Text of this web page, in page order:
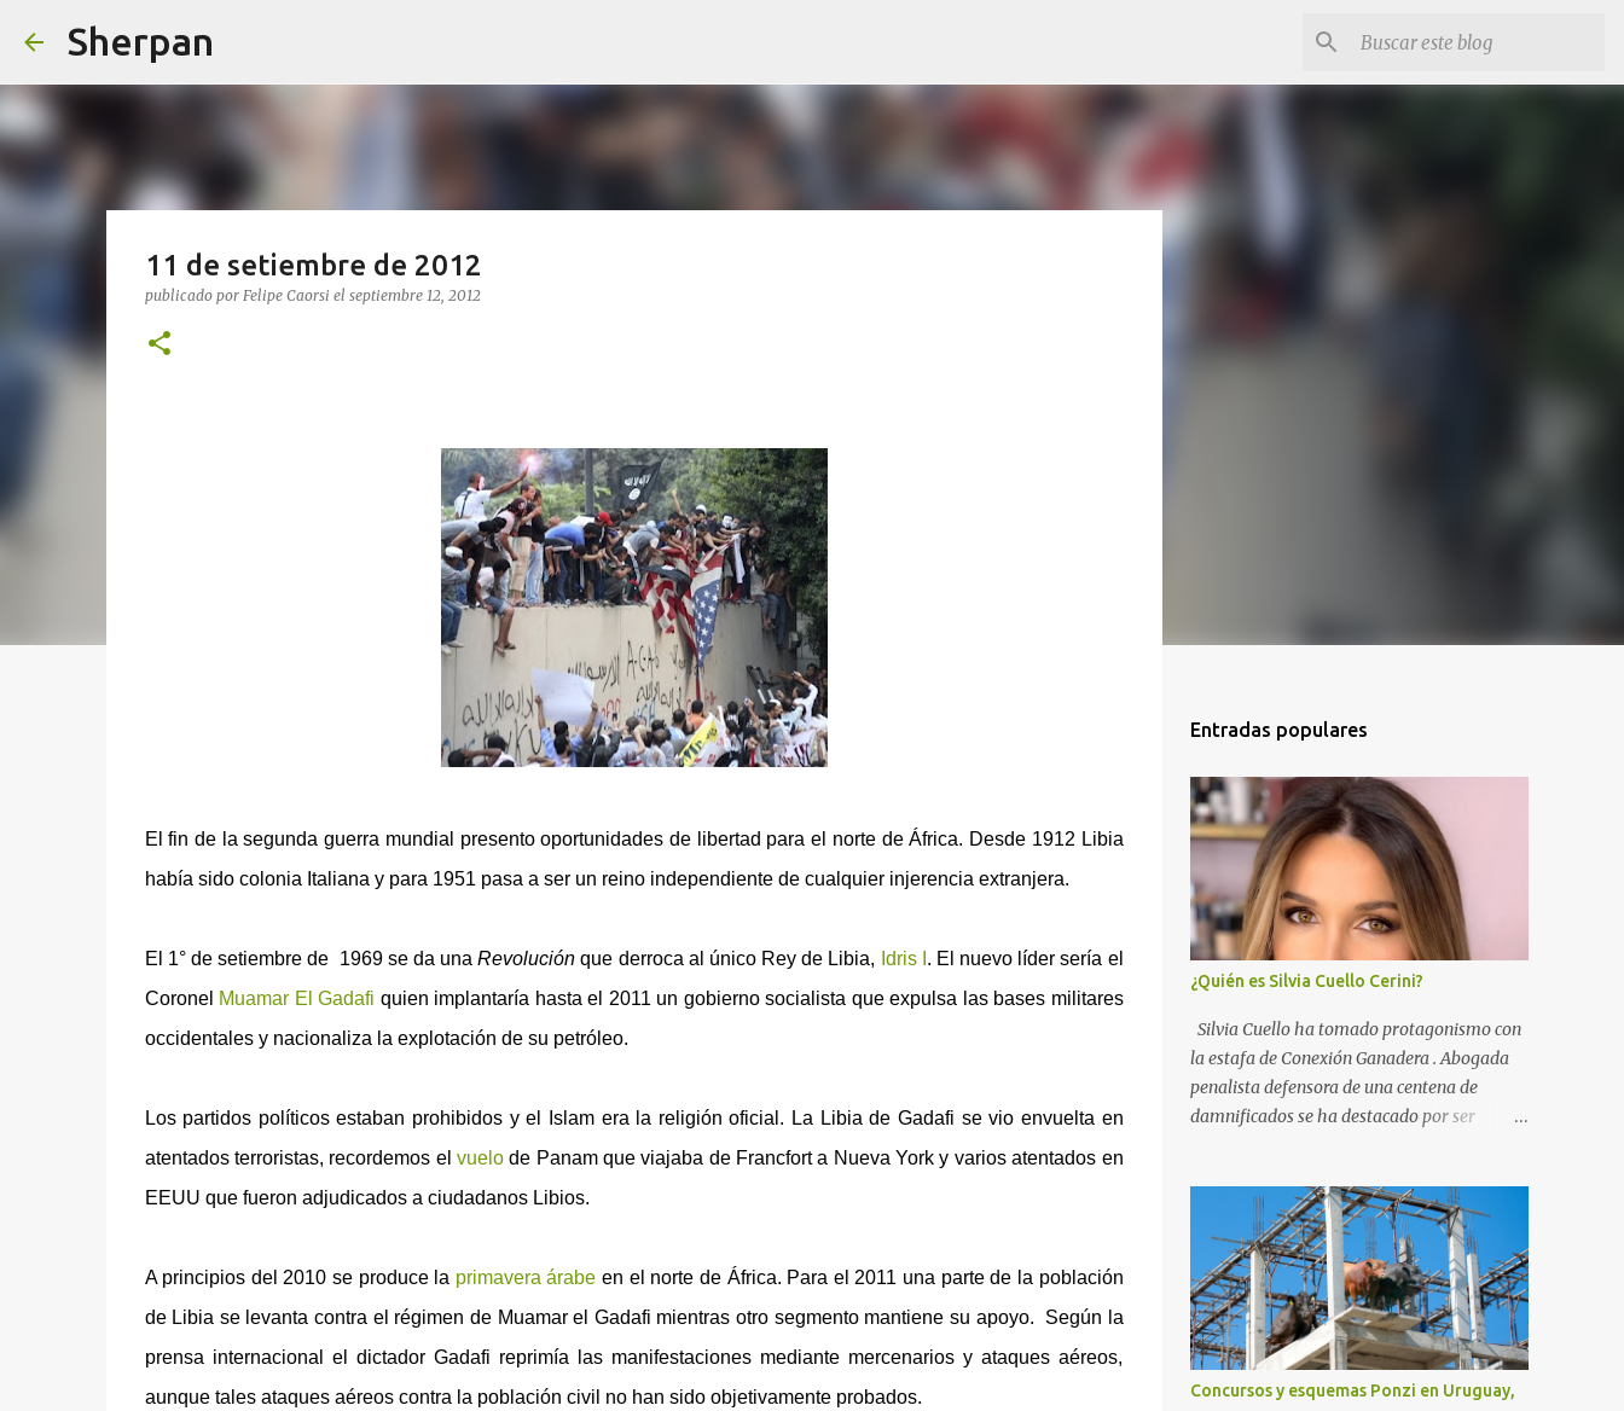
Sherpan
11 de setiembre de 2012
publicado por Felipe Caorsi el septiembre 12, 2012
El fin de la segunda guerra mundial presento oportunidades de libertad para el norte de África. Desde 1912 Libia
había sido colonia Italiana y para 1951 pasa a ser un reino independiente de cualquier injerencia extranjera.
El 1° de setiembre de 1969 se da unaRevolución que derroca al único Rey de Libia, Idris I . El nuevo líder sería el
Coronel Muamar El Gadafi quien implantaría hasta el 2011 un gobierno socialista que expulsa las bases militares
occidentales y nacionaliza la explotación de su petróleo.
Los partidos políticos estaban prohibidos y el Islam era la religión oficial. La Libia de Gadafi se vio envuelta en
atentados terroristas, recordemos el vuelode Panam que viajaba de Francfort a Nueva York y varios atentados en
EEUU que fueron adjudicados a ciudadanos Libios.
A principios del 2010 se produce la primavera árabe en el norte de África. Para el 2011 una parte de la población
de Libia se levanta contra el régimen de Muamar el Gadafi mientras otro segmento mantiene su apoyo. Según la
prensa internacional el dictador Gadafi reprimía las manifestaciones mediante mercenarios y ataques aéreos,
aunque tales ataques aéreos contra la población civil no han sido objetivamente probados.
Entradas populares
¿Quién es Silvia Cuello Cerini?
Silvia Cuello ha tomado protagonismo con
la estafa de Conexión Ganadera . Abogada
penalista defensora de una centena de
damnificados se ha destacado por ser
pedidos han ayudado a la investigación que
busca recuperar los activos de la empresa
propiedad de Gustavo Basso, Pablo Carrasco
y sus esposas. Nacida en Vergara,
departamento de Treinta y Tres, ha hecho
la carrera de policia y la de Doctora en
Derecho y Ciencias Sociales para
especializarse en Derecho Penal. Ha
Concursos y esquemas Ponzi en Uruguay,